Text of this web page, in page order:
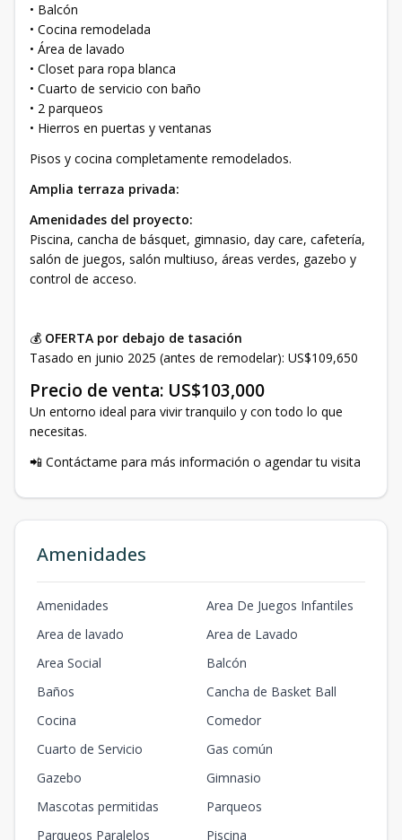
• Balcón
• Cocina remodelada
• Área de lavado
• Closet para ropa blanca
• Cuarto de servicio con baño
• 2 parqueos
• Hierros en puertas y ventanas
Pisos y cocina completamente remodelados.
Amplia terraza privada:
Amenidades del proyecto:
Piscina, cancha de básquet, gimnasio, day care, cafetería,
salón de juegos, salón multiuso, áreas verdes, gazebo y
control de acceso.
💰 OFERTA por debajo de tasación
Tasado en junio 2025 (antes de remodelar): US$109,650
Precio de venta: US$103,000
Un entorno ideal para vivir tranquilo y con todo lo que
necesitas.
📲 Contáctame para más información o agendar tu visita
Amenidades
Amenidades
Area De Juegos Infantiles
Area de lavado
Area de Lavado
Area Social
Balcón
Baños
Cancha de Basket Ball
Cocina
Comedor
Cuarto de Servicio
Gas común
Gazebo
Gimnasio
Mascotas permitidas
Parqueos
Parqueos Paralelos
Piscina